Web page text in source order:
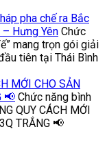
pha chế ra Bắc
Hưng Yên Chức
mang trọn gói giải
tiên tại Thái Bình
MỚI CHO SẢN
📢 Chức năng bình
QUY CÁCH MỚI
TRẮNG 📢